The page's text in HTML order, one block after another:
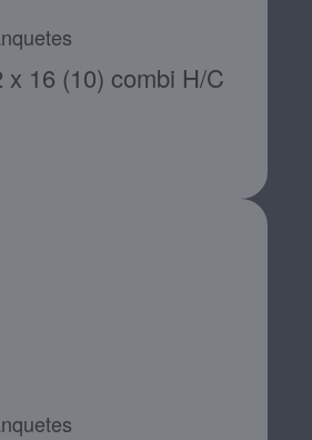
x 16 (10) combi H/C